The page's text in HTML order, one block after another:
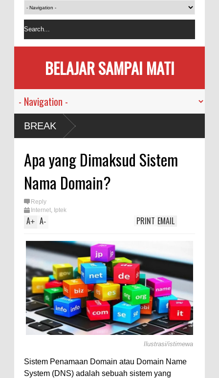
BELAJAR SAMPAI MATI
BREAK
Apa yang Dimaksud Sistem
Nama Domain?
Reply
Internet, Iptek
A+ A- EMAIL
PRINT
Ilustrasi/istimewa
Sistem Penamaan Domain atau Domain Name
System (DNS) adalah sebuah sistem yang